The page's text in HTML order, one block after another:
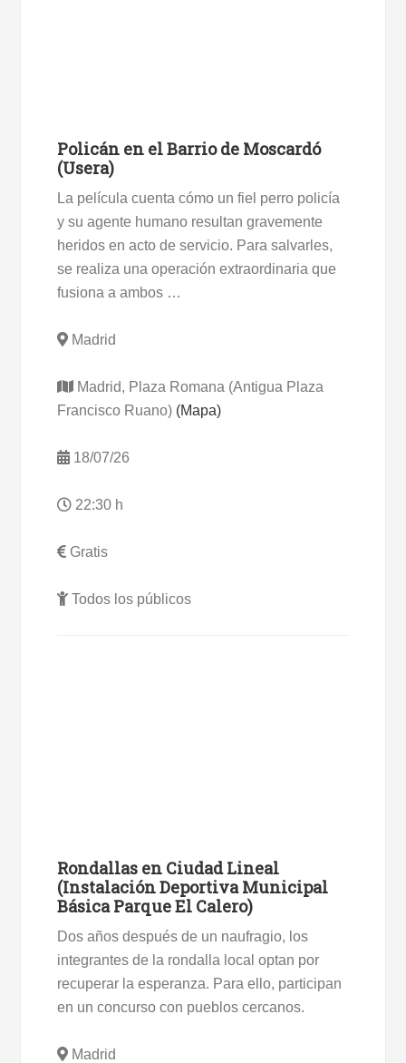
Policán en el Barrio de Moscardó
(Usera)
La película cuenta cómo un fiel perro policía
y su agente humano resultan gravemente
heridos en acto de servicio. Para salvarles,
se realiza una operación extraordinaria que
fusiona a ambos …
Madrid
Madrid, Plaza Romana (Antigua Plaza
Francisco Ruano) (Mapa)
18/07/26
22:30 h
Gratis
Todos los públicos
Rondallas en Ciudad Lineal
(Instalación Deportiva Municipal
Básica Parque El Calero)
Dos años después de un naufragio, los
integrantes de la rondalla local optan por
recuperar la esperanza. Para ello, participan
en un concurso con pueblos cercanos.
Madrid